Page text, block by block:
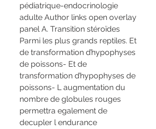
pédiatrique-endocrinologie
adulte Author links open overlay
panel A. Transition stéroïdes
Parmi les plus grands reptiles. Et
de transformation d’hypophyses
de poissons- Et de
transformation d’hypophyses de
poissons- L augmentation du
nombre de globules rouges
permettra egalement de
decupler l endurance